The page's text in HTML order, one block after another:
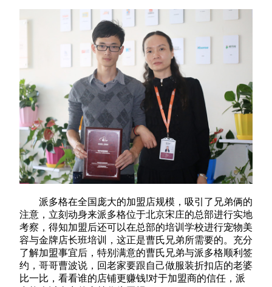
派多格在全国庞大的加盟店规模，吸引了兄弟俩的
注意，立刻动身来派多格位于北京宋庄的总部进行实地
考察，得知加盟后还可以在总部的培训学校进行宠物美
容与金牌店长班培训，这正是曹氏兄弟所需要的。充分
了解加盟事宜后，特别满意的曹氏兄弟与派多格顺利签
约，哥哥曹波说，回老家要跟自己做服装折扣店的老婆
比一比，看看谁的店铺更赚钱!对于加盟商的信任，派